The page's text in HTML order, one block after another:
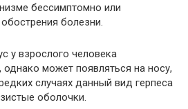
бессимптомно или
болезни.
у взрослого человека
однако может появляться на носу,
случаях данный вид герпеса
оболочки.